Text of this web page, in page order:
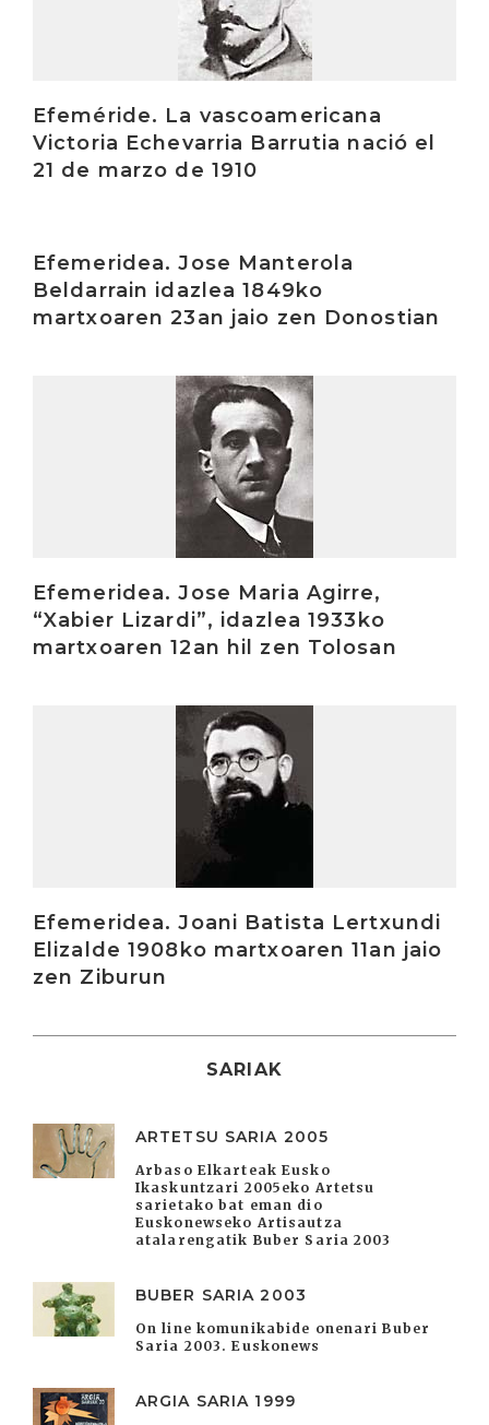
Efeméride. La vascoamericana
Victoria Echevarria Barrutia nació el
21 de marzo de 1910
Efemeridea. Jose Manterola
Beldarrain idazlea 1849ko
martxoaren 23an jaio zen Donostian
Efemeridea. Jose Maria Agirre,
“Xabier Lizardi”, idazlea 1933ko
martxoaren 12an hil zen Tolosan
Efemeridea. Joani Batista Lertxundi
Elizalde 1908ko martxoaren 11an jaio
zen Ziburun
SARIAK
ARTETSU SARIA 2005
Arbaso Elkarteak Eusko
Ikaskuntzari 2005eko Artetsu
sarietako bat eman dio
Euskonewseko Artisautza
atalarengatik Buber Saria 2003
BUBER SARIA 2003
On line komunikabide onenari Buber
Saria 2003. Euskonews
ARGIA SARIA 1999